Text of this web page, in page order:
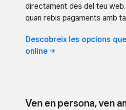
directament des del teu
quan rebis pagaments amb
Descobreix les opcions
online
Ven en persona, ven